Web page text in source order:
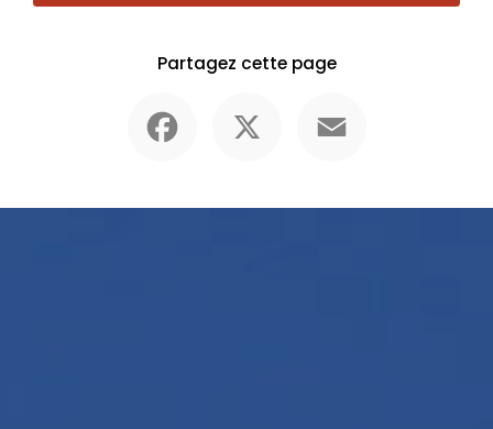
Partagez cette page